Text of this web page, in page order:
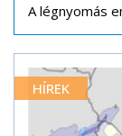
A légnyomás
HÍREK